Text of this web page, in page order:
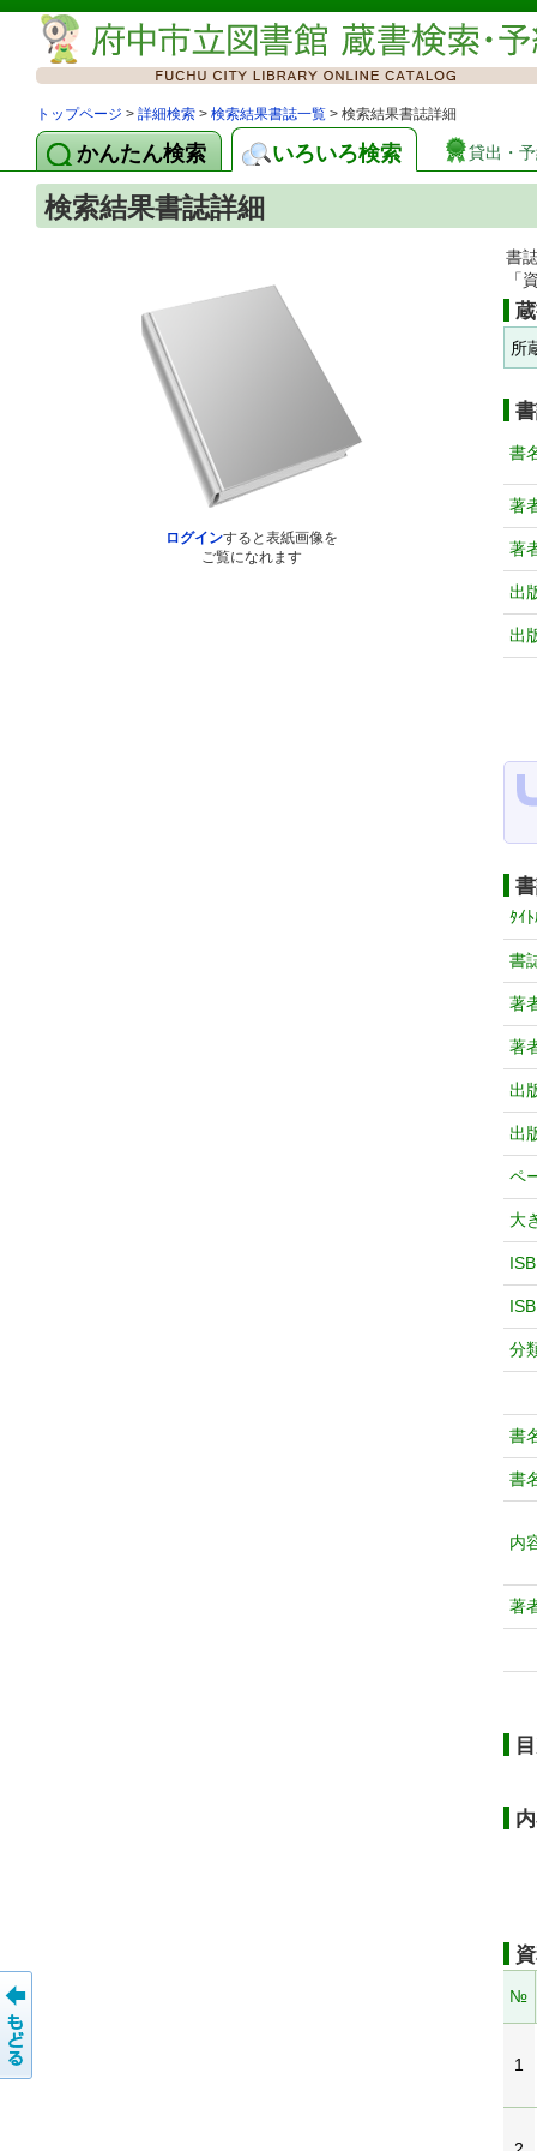
トップページ > 詳細検索 > 検索結果書誌一覧 > 検索結果書誌詳細
かんたん検索 いろいろ検索 貸出・
検索結果書誌詳細
ログインすると表紙画像を
ご覧になれます
書
「
所
書
著
著
出
出
ﾀｲ
書
著
著
出
出
ペ
大
分
書
書
内
著
№
1